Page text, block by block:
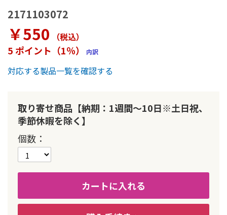
2171103072
￥550 （税込）
5 ポイント（1％） 内訳
対応する製品一覧を確認する
取り寄せ商品【納期：1週間～10日※土日祝、
季節休暇を除く】
個数
カートに入れる
ャ
リ
ー
の
最
初
動
す
る